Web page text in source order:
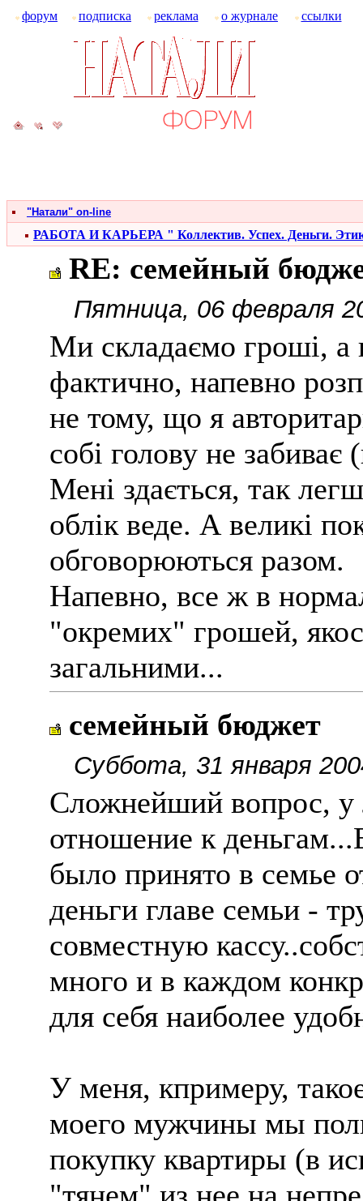
форум подписка реклама о журнале ссылки
"Натали" on-line
РАБОТА И КАРЬЕРА " Коллектив. Успех. Деньги.
RE: семейный
Пятница, 06 февраля
Ми складаємо гроші, а
фактично, напевно
не тому, що я
собі голову не
Мені здається, так
облік веде. А великі
обговорюються разом.
Напевно, все ж в
"окремих" грошей,
загальними...
семейный бюджет
Суббота, 31 января
Сложнейший вопрос, у
отношение к
было принято в семье
деньги главе семьи -
совместную
много и в каждом
для себя наиболее
У меня, кпримеру,
моего мужчины мы
покупку квартиры (в